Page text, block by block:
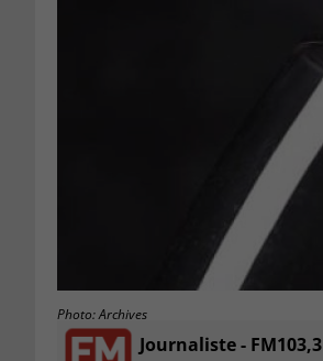
Photo: Archives
Journaliste - FM103,3